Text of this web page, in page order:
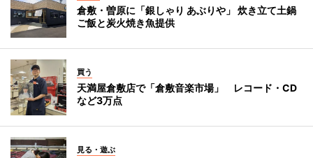
倉敷・曽原に「銀しゃり あぶりや」 炊き立て土鍋
ご飯と炭火焼き魚提供
買う
天満屋倉敷店で「倉敷音楽市場」 レコード・CD
など3万点
見る・遊ぶ